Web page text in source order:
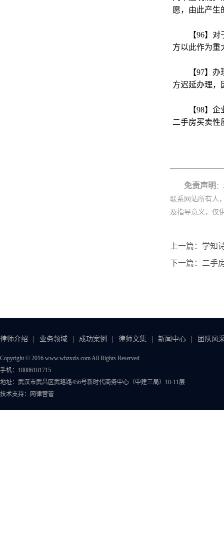
愿，由此产生
【96】
方以此作为重
【97】
方迟延办理，
【98】
二手房买卖性
免责声明
联系网站所有人
及指导意义，仅
上一篇：学知
下一篇：二手
律师介绍 业务领域 成功案例 律师文集 新闻中心 团队风
Copyright © 2016 www.whzxzls.com All Rights Reserved
手机：18086101715
地址：武汉市武昌区武珞路456号新时代商务中心（中建三局）10-11层
技术支持：
网律营管